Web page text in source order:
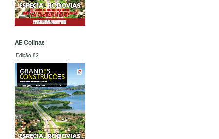
AB Colinas
Edição 82